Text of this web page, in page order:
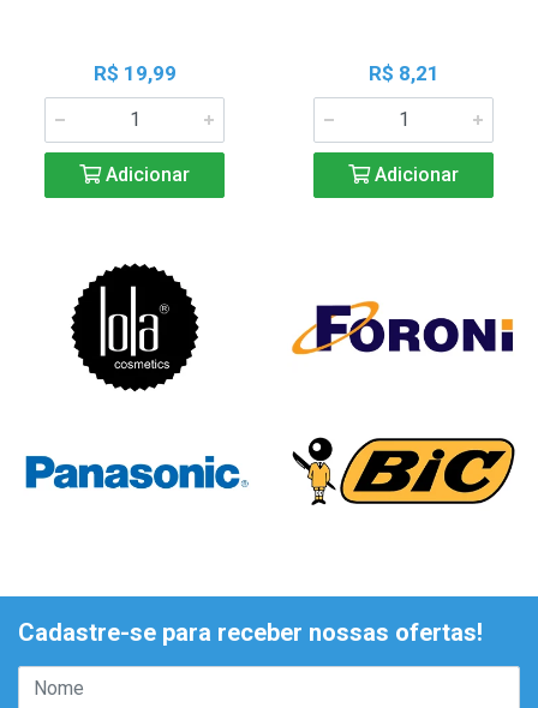
R$ 19,99
Adicionar
R$ 8,21
Adicionar
Cadastre-se para receber nossas ofertas!